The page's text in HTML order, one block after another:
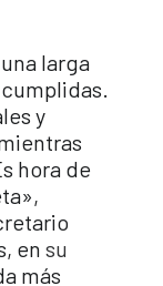
larga
y
hora de
en su
más